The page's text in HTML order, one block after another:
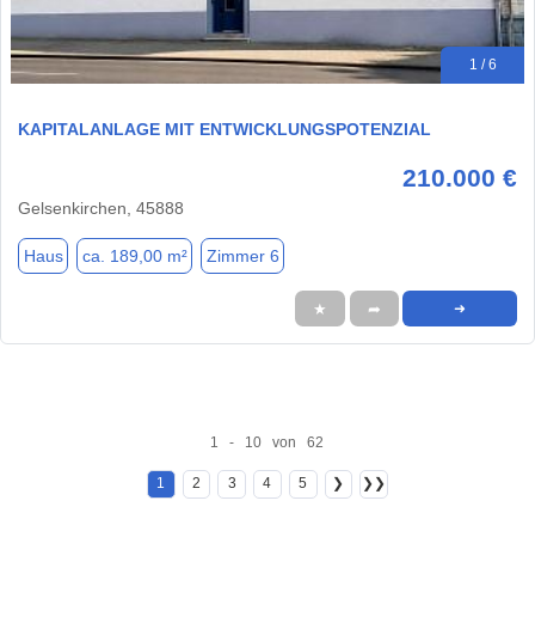
1 / 6
KAPITALANLAGE MIT ENTWICKLUNGSPOTENZIAL
210.000 €
Gelsenkirchen, 45888
Haus ca. 189,00 m² Zimmer 6
★ ➦ ➜
1 - 10 von 62
1 2 3 4 5 ❯ ❯❯